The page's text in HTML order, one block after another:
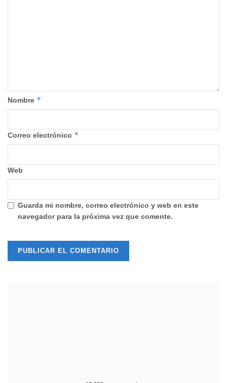
Nombre *
Correo electrónico *
Web
Guarda mi nombre, correo electrónico y web en este
navegador para la próxima vez que comente.